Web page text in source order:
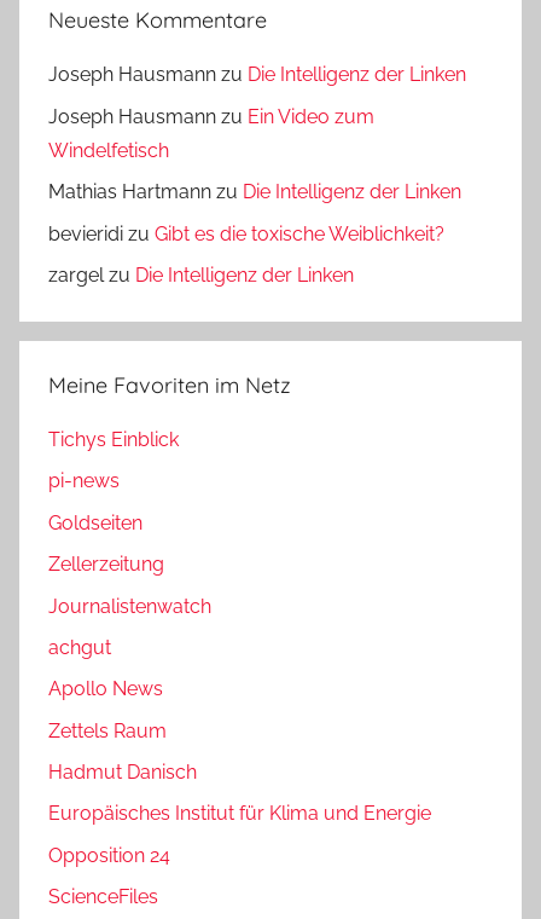
Neueste Kommentare
Joseph Hausmann zu Die Intelligenz der Linken
Joseph Hausmann zu Ein Video zum
Windelfetisch
Mathias Hartmann zu Die Intelligenz der Linken
bevieridi zu Gibt es die toxische Weiblichkeit?
zargelzu Die Intelligenz der Linken
Meine Favoriten im Netz
Tichys Einblick
pi-news
Goldseiten
Zellerzeitung
Journalistenwatch
achgut
Apollo News
Zettels Raum
Hadmut Danisch
Europäisches Institut für Klima und Energie
Opposition 24
ScienceFiles